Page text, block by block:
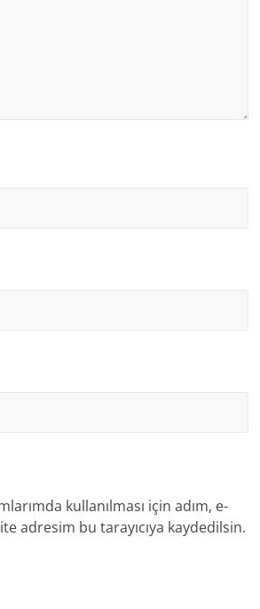
kullanılması için adım, e-
adresim bu tarayıcıya kaydedilsin.